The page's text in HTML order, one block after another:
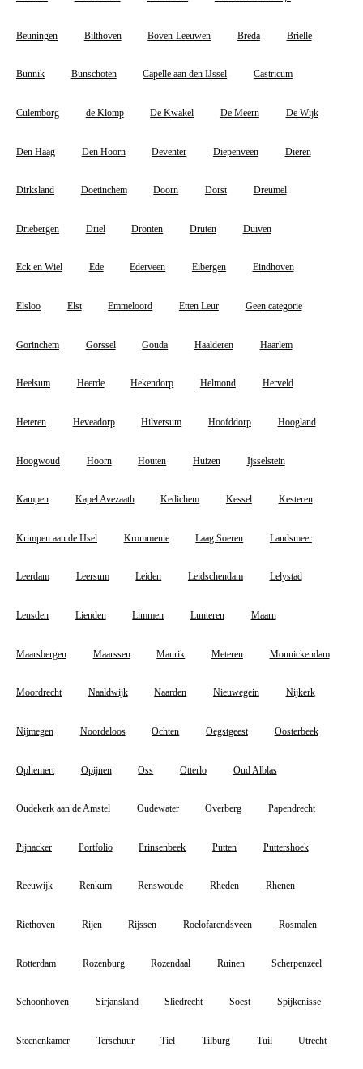
Beuningen Bilthoven Boven-Leeuwen Breda Brielle
Bunnik Bunschoten Capelle aan den IJssel Castricum
Culemborg de Klomp De Kwakel De Meern De Wijk
Den Haag Den Hoorn Deventer Diepenveen Dieren
Dirksland Doetinchem Doorn Dorst Dreumel
Driebergen Driel Dronten Druten Duiven
Eck en Wiel Ede Ederveen Eibergen Eindhoven
Elsloo Elst Emmeloord Etten Leur Geen categorie
Gorinchem Gorssel Gouda Haalderen Haarlem
Heelsum Heerde Hekendorp Helmond Herveld
Heteren Heveadorp Hilversum Hoofddorp Hoogland
Hoogwoud Hoorn Houten Huizen Ijsselstein
Kampen Kapel Avezaath Kedichem Kessel Kesteren
Krimpen aan de IJsel Krommenie Laag Soeren Landsmeer
Leerdam Leersum Leiden Leidschendam Lelystad
Leusden Lienden Limmen Lunteren Maarn
Maarsbergen Maarssen Maurik Meteren Monnickendam
Moordrecht Naaldwijk Naarden Nieuwegein Nijkerk
Nijmegen Noordeloos Ochten Oegstgeest Oosterbeek
Ophemert Opijnen Oss Otterlo Oud Alblas
Oudekerk aan de Amstel Oudewater Overberg Papendrecht
Pijnacker Portfolio Prinsenbeek Putten Puttershoek
Reeuwijk Renkum Renswoude Rheden Rhenen
Riethoven Rijen Rijssen Roelofarendsveen Rosmalen
Rotterdam Rozenburg Rozendaal Ruinen Scherpenzeel
Schoonhoven Sirjansland Sliedrecht Soest Spijkenisse
Steenenkamer Terschuur Tiel Tilburg Tuil Utrecht